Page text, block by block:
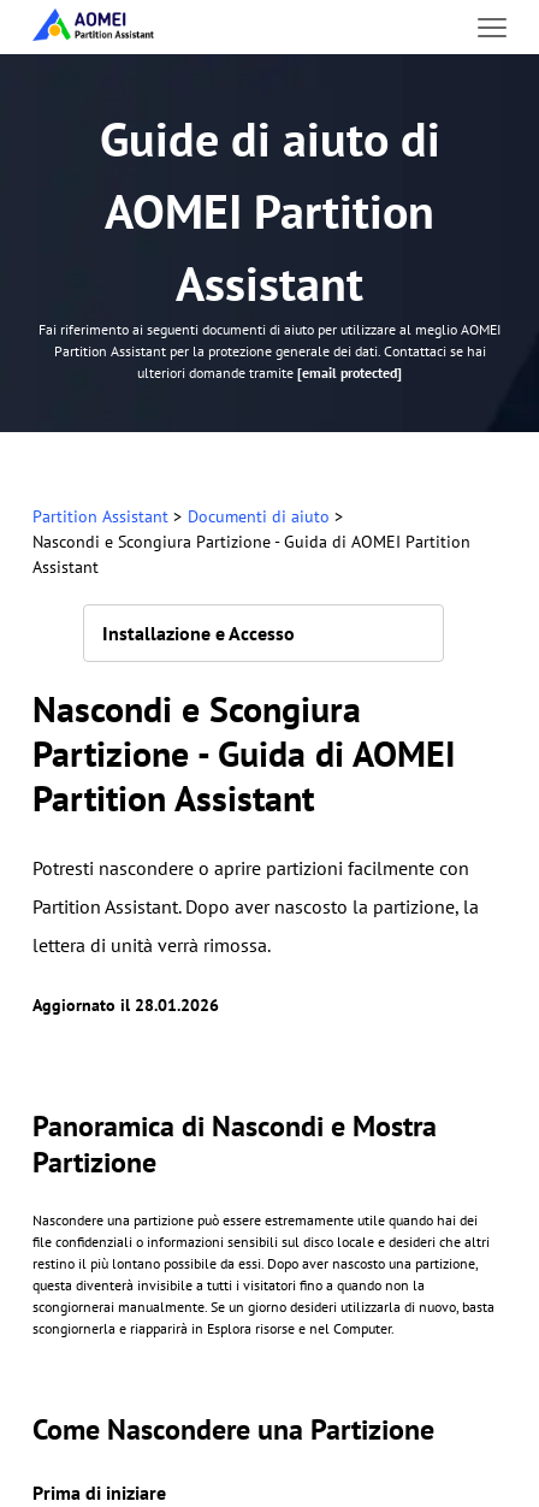
Guide di aiuto di
AOMEI Partition
Assistant
Fai riferimento ai seguenti documenti di aiuto per utilizzare al meglio AOMEI
Partition Assistant per la protezione generale dei dati. Contattaci se hai
ulteriori domande tramite [email protected]
Partition Assistant> Documenti di aiuto >
Nascondi e Scongiura Partizione - Guida di AOMEI Partition
Assistant
Installazione e Accesso
Nascondi e Scongiura
Partizione - Guida di AOMEI
Partition Assistant
Potresti nascondere o aprire partizioni facilmente con
Partition Assistant. Dopo aver nascosto la partizione, la
lettera di unità verrà rimossa.
Aggiornato il 28.01.2026
Panoramica di Nascondi e Mostra
Partizione
Nascondere una partizione può essere estremamente utile quando hai dei
file confidenziali o informazioni sensibili sul disco locale e desideri che altri
restino il più lontano possibile da essi. Dopo aver nascosto una partizione,
questa diventerà invisibile a tutti i visitatori fino a quando non la
scongiornerai manualmente. Se un giorno desideri utilizzarla di nuovo, basta
scongiornerla e riapparirà in Esplora risorse e nel Computer.
Come Nascondere una Partizione
Prima di iniziare